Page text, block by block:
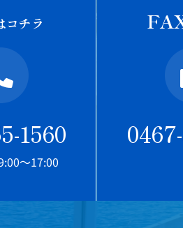
コチラ
1560
～17:00